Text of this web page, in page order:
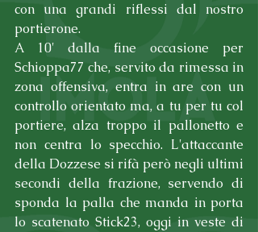
con una grandi riflessi dal nostro
portierone.
A 10' dalla fine occasione per
Schioppa77 che, servito da rimessa in
zona offensiva, entra in are con un
controllo orientato ma, a tu per tu col
portiere, alza troppo il pallonetto e
non centra lo specchio. L'attaccante
della Dozzese si rifà però negli ultimi
secondi della frazione, servendo di
sponda la palla che manda in porta
lo scatenato Stick23, oggi in veste di